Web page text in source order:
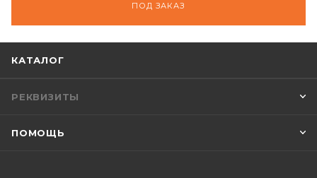
ПОД ЗАКАЗ
КАТАЛОГ
РЕКВИЗИТЫ
ПОМОЩЬ